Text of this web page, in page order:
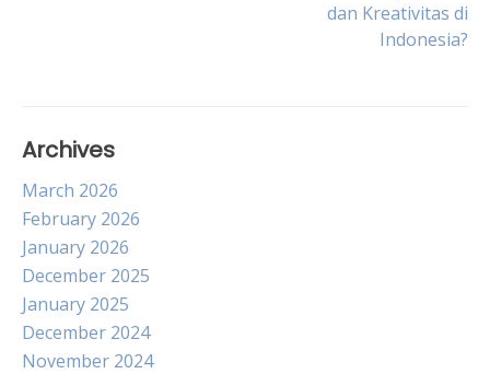
dan Kreativitas di
Indonesia?
Archives
March 2026
February 2026
January 2026
December 2025
January 2025
December 2024
November 2024